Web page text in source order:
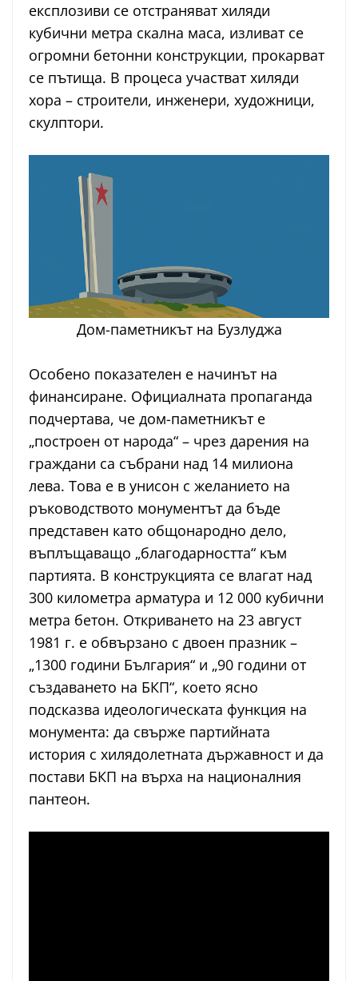
експлозиви се отстраняват хиляди
кубични метра скална маса, изливат се
огромни бетонни конструкции, прокарват
се пътища. В процеса участват хиляди
хора – строители, инженери, художници,
скулптори.
Дом-паметникът на Бузлуджа
Особено показателен е начинът на
финансиране. Официалната пропаганда
подчертава, че дом-паметникът е
„построен от народа“ – чрез дарения на
граждани са събрани над 14 милиона
лева. Това е в унисон с желанието на
ръководството монументът да бъде
представен като общонародно дело,
въплъщаващо „благодарността“ към
партията. В конструкцията се влагат над
300 километра арматура и 12 000 кубични
метра бетон. Откриването на 23 август
1981 г. е обвързано с двоен празник –
„1300 години България“ и „90 години от
създаването на БКП“, което ясно
подсказва идеологическата функция на
монумента: да свърже партийната
история с хилядолетната държавност и да
постави БКП на върха на националния
пантеон.